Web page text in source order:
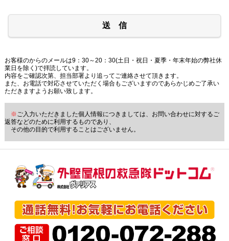
送 信
お客様のからのメールは9：30～20：30(土日・祝日・夏季・年末年始の弊社休
業日を除く)で拝読しています。
内容をご確認次第、担当部署より追ってご連絡させて頂きます。
また、お電話で対応させていただく場合もございますのであらかじめご了承い
ただきますようお願い致します。
※ ご入力いただきました個人情報につきましては、お問い合わせに対するご
返答などのために利用するものであり、
その他の目的で利用することはございません。